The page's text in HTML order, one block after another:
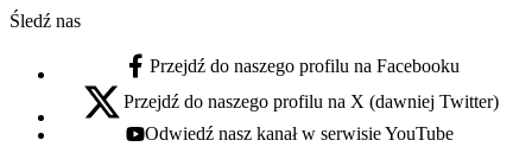
Śledź nas
facebook - otwiera się w nowej karcie
Przejdź do naszego profilu na Facebooku
x - otwiera się w nowej karcie
Przejdź do naszego profilu na X (dawniej Twitter)
youtube - otwiera się w nowej karcie
Odwiedź nasz kanał w serwisie YouTube